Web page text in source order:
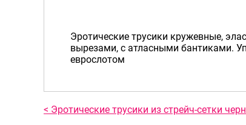
Эротические трусики кружевные,
вырезами, с атласными бантиками.
еврослотом
< Эротические трусики из стрейч-сетки